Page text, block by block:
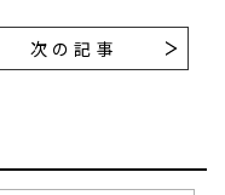
次の記事